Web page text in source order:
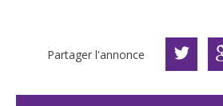
Partager l'annonce